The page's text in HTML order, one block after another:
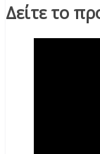
Δείτε το